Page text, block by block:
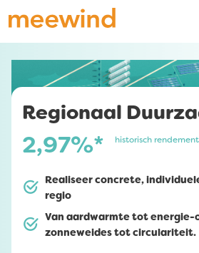
Regionaal
2,97%* historisch rendement
Realiseer concrete,
regio
Van aardwarmte tot energie-
zonneweides tot circulariteit.